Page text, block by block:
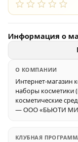
Информация о
О КОМПАНИИ
Интернет-
наборы косметики
косметические
— ООО «БЬЮТИ
КЛУБНАЯ